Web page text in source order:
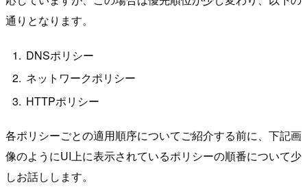
通りとなります。
DNSポリシー
ネットワークポリシー
HTTPポリシー
各ポリシーごとの適用順序についてご紹介する前に、下記画
像のようにUI上に表示されているポリシーの順番について少
しお話しします。